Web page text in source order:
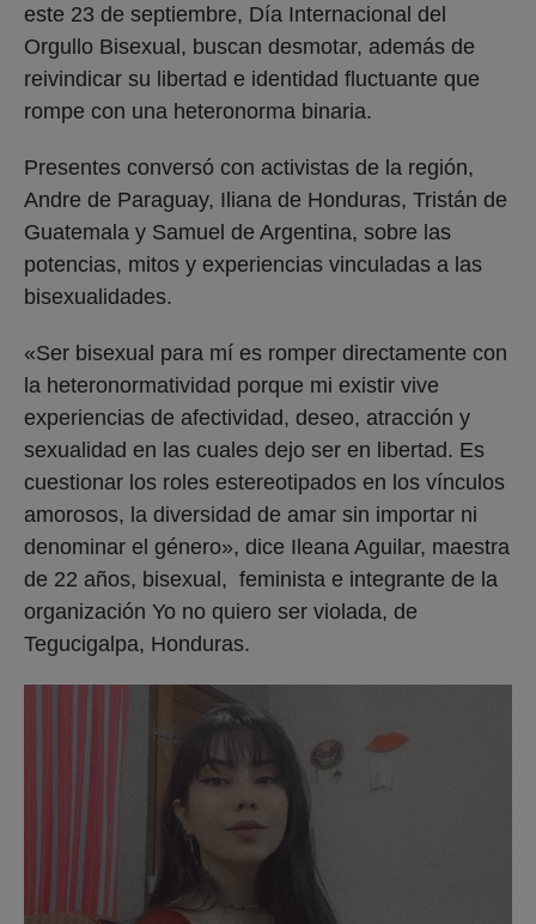
este 23 de septiembre, Día Internacional del
Orgullo Bisexual, buscan desmotar, además de
reivindicar su libertad e identidad fluctuante que
rompe con una heteronorma binaria.
Presentes conversó con activistas de la región,
Andre de Paraguay, Iliana de Honduras, Tristán de
Guatemala y Samuel de Argentina, sobre las
potencias, mitos y experiencias vinculadas a las
bisexualidades.
«Ser bisexual para mí es romper directamente con
la heteronormatividad porque mi existir vive
experiencias de afectividad, deseo, atracción y
sexualidad en las cuales dejo ser en libertad. Es
cuestionar los roles estereotipados en los vínculos
amorosos, la diversidad de amar sin importar ni
denominar el género», dice Ileana Aguilar, maestra
de 22 años, bisexual, feminista e integrante de la
organización Yo no quiero ser violada, de
Tegucigalpa, Honduras.